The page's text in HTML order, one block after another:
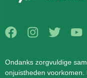
Ondanks zorgvuldige
onjuistheden